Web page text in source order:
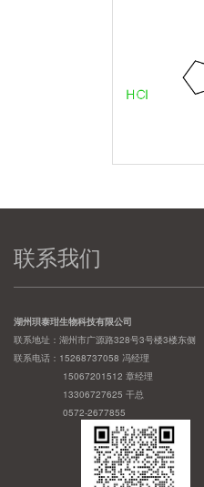
联系我们
湖州珼泰玵生物科技有限公司
联系地址：湖州市广源路328号3号楼3楼东侧
联系电话：15268737058 冯经理
15067201512 章经理
13306727625 干总
0572-2677855